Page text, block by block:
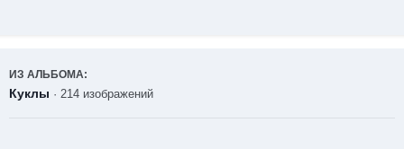
ИЗ АЛЬБОМА:
Куклы · 214 изображений